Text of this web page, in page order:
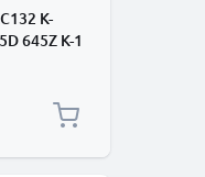
K-
645Z K-1
finta